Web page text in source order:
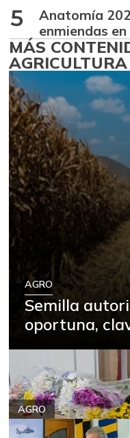
5
Anatomía
enmiendas
MÁS
AGRICULTURA
AGRO
Semilla
oportuna,
AGRO